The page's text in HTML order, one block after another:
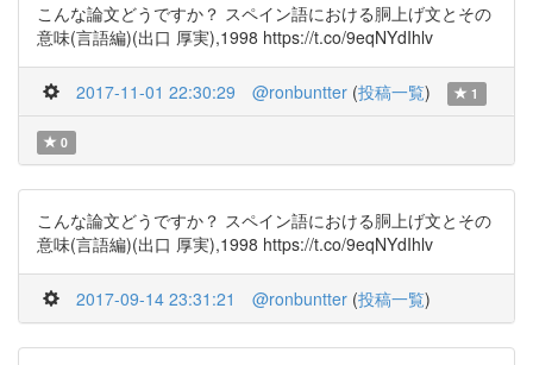
こんな論文どうですか？ スペイン語における胴上げ文とその
意味(言語編)(出口 厚実),1998 https://t.co/9eqNYdIhlv
2017-11-01 22:30:29 @ronbuntter (投稿一覧) 1
0
こんな論文どうですか？ スペイン語における胴上げ文とその
意味(言語編)(出口 厚実),1998 https://t.co/9eqNYdIhlv
2017-09-14 23:31:21 @ronbuntter (投稿一覧)